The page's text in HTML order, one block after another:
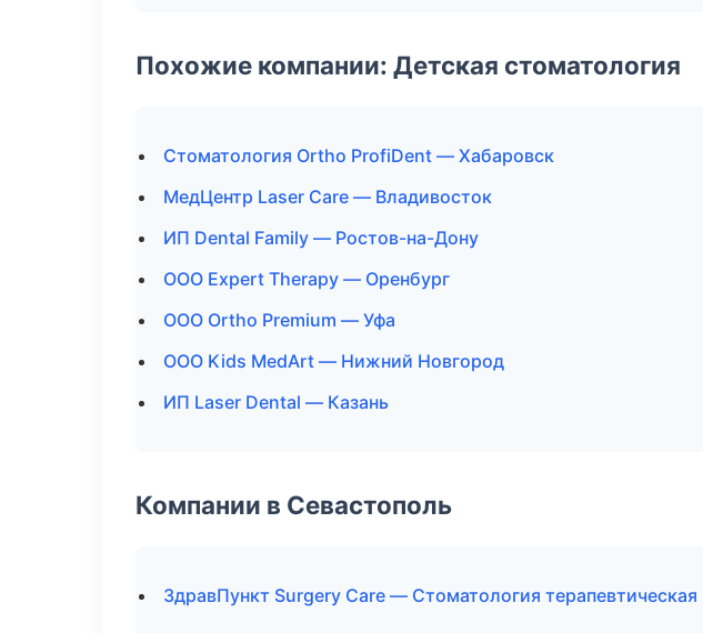
Похожие компании: Детская стоматология
Стоматология Ortho ProfiDent — Хабаровск
МедЦентр Laser Care — Владивосток
ИП Dental Family — Ростов-на-Дону
ООО Expert Therapy — Оренбург
ООО Ortho Premium — Уфа
ООО Kids MedArt — Нижний Новгород
ИП Laser Dental — Казань
Компании в Севастополь
ЗдравПункт Surgery Care — Стоматология терапевтическая